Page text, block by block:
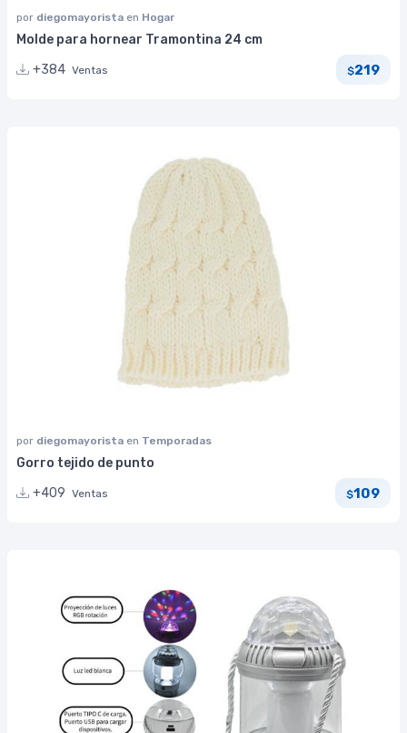
por diegomayorista en Hogar
Molde para hornear Tramontina 24 cm
+384 Ventas $219
por diegomayorista en Temporadas
Gorro tejido de punto
+409 Ventas $109